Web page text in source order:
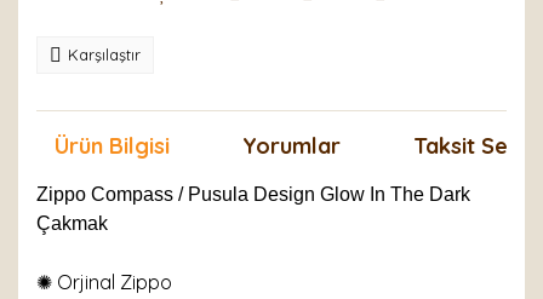
Karşılaştır
Ürün Bilgisi Yorumlar Taksit
Zippo Compass / Pusula Design Glow In The Dark
Çakmak
✺ Orjinal Zippo